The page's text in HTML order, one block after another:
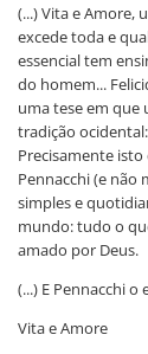
(...) Vita e Amore,
excede toda e
essencial tem
do homem...
uma tese em que
tradição
Precisamente
Pennacchi (e não
simples e
mundo: tudo o
amado por Deus.
(...) E Pennacchi
Vita e Amore